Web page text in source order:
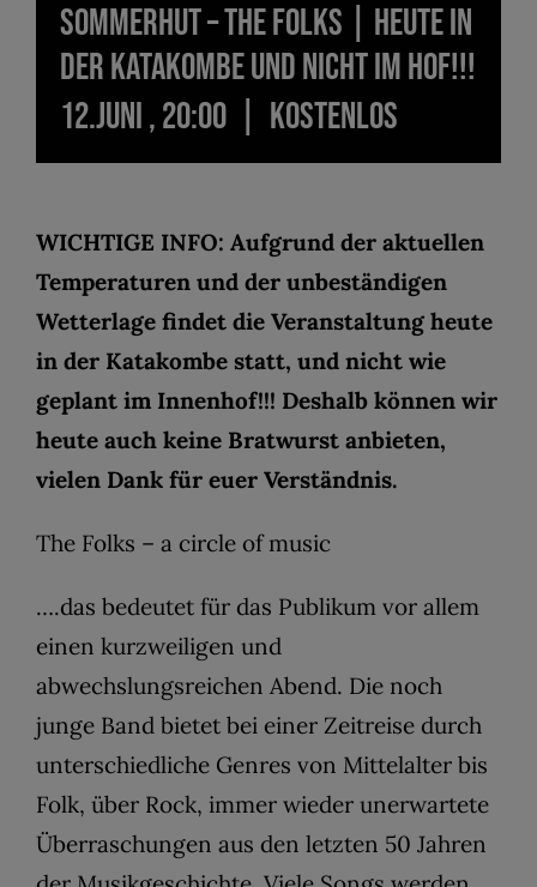
Sommerhut – The Folks | Heute in
der Katakombe und nicht im Hof!!!
12.Juni , 20:00
KOSTENLOS
WICHTIGE INFO: Aufgrund der aktuellen
Temperaturen und der unbeständigen
Wetterlage findet die Veranstaltung heute
in der Katakombe statt, und nicht wie
geplant im Innenhof!!! Deshalb können wir
heute auch keine Bratwurst anbieten,
vielen Dank für euer Verständnis.
The Folks – a circle of music
….das bedeutet für das Publikum vor allem
einen kurzweiligen und
abwechslungsreichen Abend. Die noch
junge Band bietet bei einer Zeitreise durch
unterschiedliche Genres von Mittelalter bis
Folk, über Rock, immer wieder unerwartete
Überraschungen aus den letzten 50 Jahren